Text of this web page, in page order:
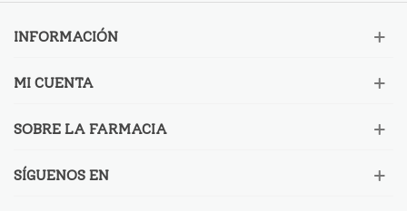
INFORMACIÓN
MI CUENTA
SOBRE LA FARMACIA
SÍGUENOS EN